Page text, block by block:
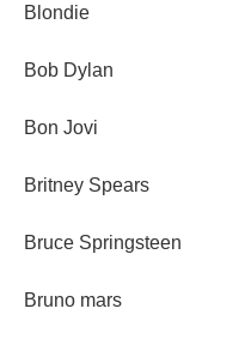
Blondie
Bob Dylan
Bon Jovi
Britney Spears
Bruce Springsteen
Bruno mars